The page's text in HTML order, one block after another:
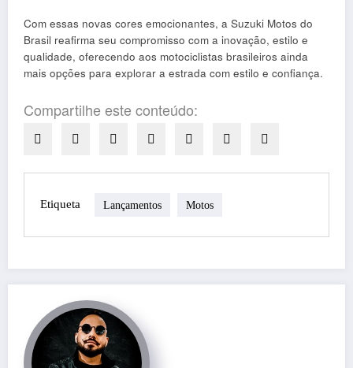
Com essas novas cores emocionantes, a Suzuki Motos do
Brasil reafirma seu compromisso com a inovação, estilo e
qualidade, oferecendo aos motociclistas brasileiros ainda
mais opções para explorar a estrada com estilo e confiança.
Compartilhe este conteúdo:
Etiqueta Lançamentos Motos